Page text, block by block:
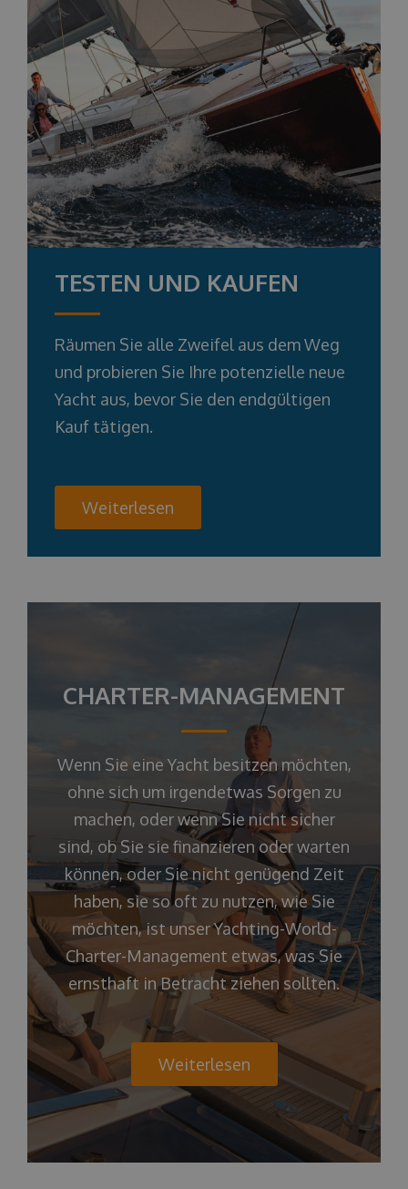
TESTEN UND KAUFEN
Räumen Sie alle Zweifel aus dem Weg
und probieren Sie Ihre potenzielle neue
Yacht aus, bevor Sie den endgültigen
Kauf tätigen.
Weiterlesen
CHARTER-MANAGEMENT
Wenn Sie eine Yacht besitzen möchten,
ohne sich um irgendetwas Sorgen zu
machen, oder wenn Sie nicht sicher
sind, ob Sie sie finanzieren oder warten
können, oder Sie nicht genügend Zeit
haben, sie so oft zu nutzen, wie Sie
möchten, ist unser Yachting-World-
Charter-Management etwas, was Sie
ernsthaft in Betracht ziehen sollten.
Weiterlesen